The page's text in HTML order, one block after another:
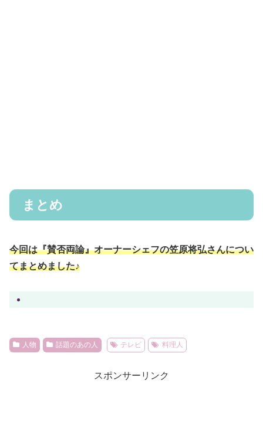
まとめ
今回は『賛否両論』オーナーシェフの笠原将弘さんについ
てまとめました♪
人物 話題のあの人 テレビ 料理人
スポンサーリンク